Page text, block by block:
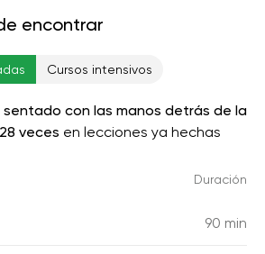
encontrar
Cursos intensivos
sentado con las manos detrás de la
28 veces en lecciones ya hechas
Duración
90 min